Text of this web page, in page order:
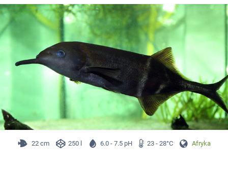
22 cm 250 l 6.0 - 7.5 pH 23 - 28°C Afryka